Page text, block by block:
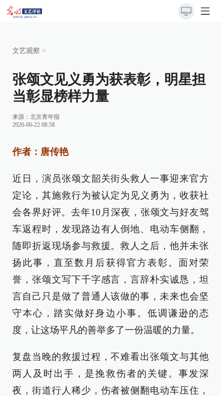
文艺观察 >
张颂文见义勇为获表彰，明星担
当彰显榜样力量
来源： 北京青年报
2026-06-22 08:58
作者：唐传艳
近日，演员张颂文韶关街头救人一事迎来官方
定论，其施救行为被认定为见义勇为，收获社
会各界好评。去年10月深夜，张颂文与好友驾
车返程时，发现路边有人倒地、电动车侧翻，
随即折返现场参与救援。救人之后，他并未张
扬此事，直至数月后获得官方表彰。面对荣
誉，张颂文写下千字感言，言辞朴实诚恳，坦
言自己只是做了普通人该做的事，未来也会坚
守本心，踏实做好身边小事。低调谦逊的态
度，让这场平凡的善举多了一份温暖的力量。
复盘当晚的救援过程，不难看出张颂文与其他
两人及时出手，是挽救伤者的关键。事发深
夜，街道行人稀少，伤者被侧翻电动车压住，